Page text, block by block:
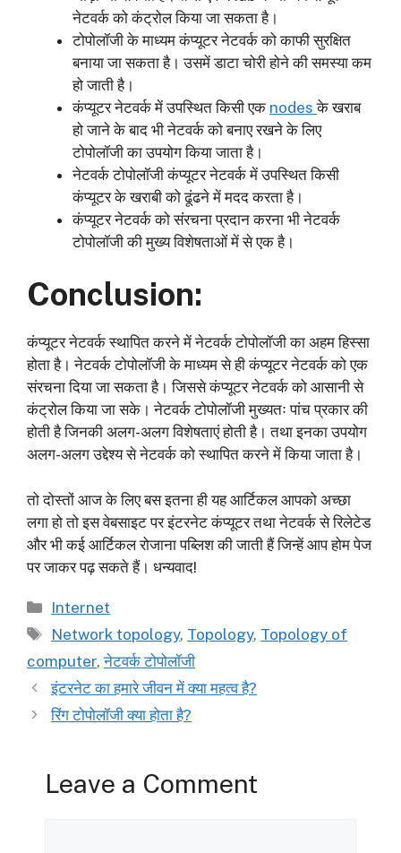
नेटवर्क को कंट्रोल किया जा सकता है।
टोपोलॉजी के माध्यम कंप्यूटर नेटवर्क को काफी सुरक्षित
बनाया जा सकता है। उसमें डाटा चोरी होने की समस्या कम
हो जाती है।
कंप्यूटर नेटवर्क में उपस्थित किसी एक nodesके खराब
हो जाने के बाद भी नेटवर्क को बनाए रखने के लिए
टोपोलॉजी का उपयोग किया जाता है।
नेटवर्क टोपोलॉजी कंप्यूटर नेटवर्क में उपस्थित किसी
कंप्यूटर के खराबी को ढूंढने में मदद करता है।
कंप्यूटर नेटवर्क को संरचना प्रदान करना भी नेटवर्क
टोपोलॉजी की मुख्य विशेषताओं में से एक है।
Conclusion:
कंप्यूटर नेटवर्क स्थापित करने में नेटवर्क टोपोलॉजी का अहम हिस्सा
होता है। नेटवर्क टोपोलॉजी के माध्यम से ही कंप्यूटर नेटवर्क को एक
संरचना दिया जा सकता है। जिससे कंप्यूटर नेटवर्क को आसानी से
कंट्रोल किया जा सके। नेटवर्क टोपोलॉजी मुख्यतः पांच प्रकार की
होती है जिनकी अलग-अलग विशेषताएं होती है। तथा इनका उपयोग
अलग-अलग उद्देश्य से नेटवर्क को स्थापित करने में किया जाता है।
तो दोस्तों आज के लिए बस इतना ही यह आर्टिकल आपको अच्छा
लगा हो तो इस वेबसाइट पर इंटरनेट कंप्यूटर तथा नेटवर्क से रिलेटेड
और भी कई आर्टिकल रोजाना पब्लिश की जाती हैं जिन्हें आप होम पेज
पर जाकर पढ़ सकते हैं। धन्यवाद!
Categories
Internet
Tags
Network topology, Topology, Topology of
computer,नेटवर्क टोपोलॉजी
इंटरनेट का हमारे जीवन में क्या महत्व है?
रिंग टोपोलॉजी क्या होता है?
Leave a Comment